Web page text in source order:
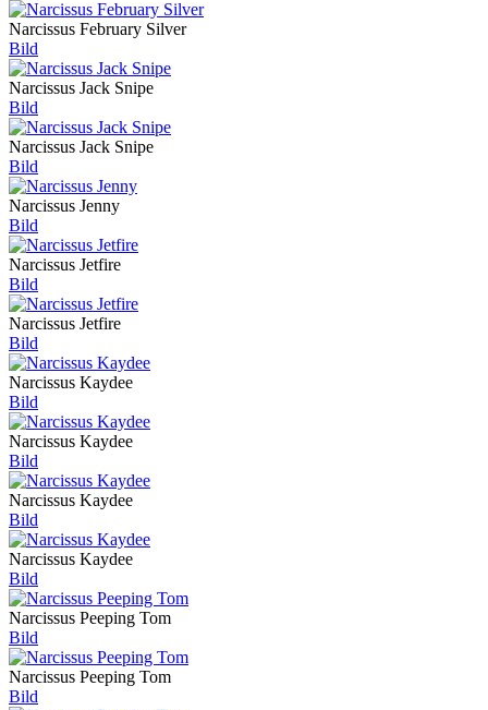
Narcissus February Silver
Bild
Narcissus Jack Snipe
Bild
Narcissus Jack Snipe
Bild
Narcissus Jenny
Bild
Narcissus Jetfire
Bild
Narcissus Jetfire
Bild
Narcissus Kaydee
Bild
Narcissus Kaydee
Bild
Narcissus Kaydee
Bild
Narcissus Kaydee
Bild
Narcissus Peeping Tom
Bild
Narcissus Peeping Tom
Bild